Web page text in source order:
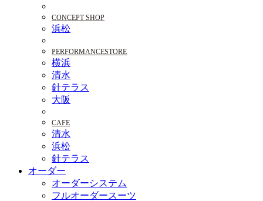
CONCEPT SHOP
浜松
PERFORMANCESTORE
横浜
清水
針テラス
大阪
CAFE
清水
浜松
針テラス
オーダー
オーダーシステム
フルオーダースーツ